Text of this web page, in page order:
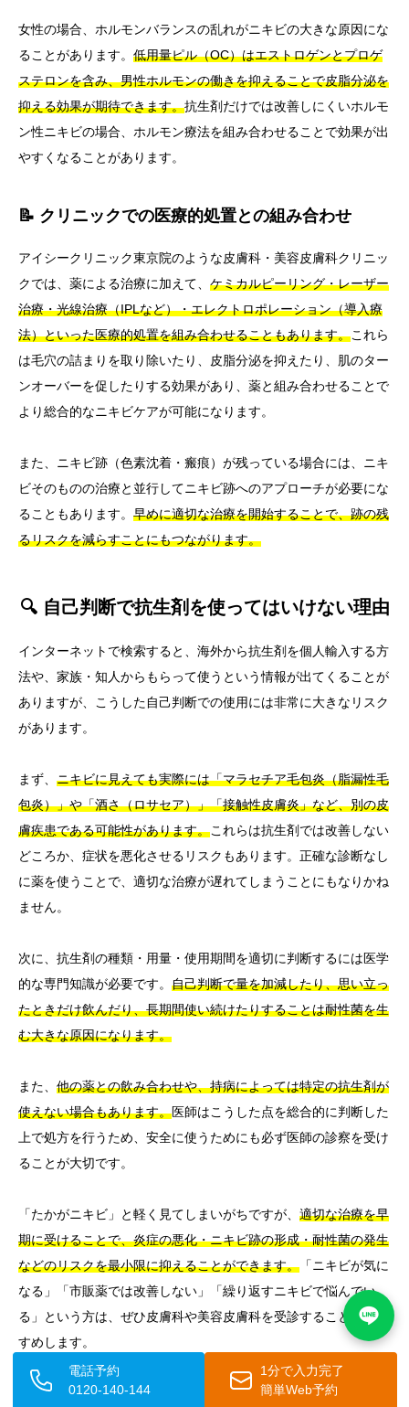
女性の場合、ホルモンバランスの乱れがニキビの大きな原因にな
ることがあります。 低用量ピル（OC）はエストロゲンとプロゲ
ステロンを含み、男性ホルモンの働きを抑えることで皮脂分泌を
抑える効果が期待できます。抗生剤だけでは改善しにくいホルモ
ン性ニキビの場合、ホルモン療法を組み合わせることで効果が出
やすくなることがあります。
📝 クリニックでの医療的処置との組み合わせ
アイシークリニック東京院のような皮膚科・美容皮膚科クリニッ
クでは、薬による治療に加えて、 ケミカルピーリング・レーザー
治療・光線治療（IPLなど）・エレクトロポレーション（導入療
法）といった医療的処置を組み合わせることもあります。これら
は毛穴の詰まりを取り除いたり、皮脂分泌を抑えたり、肌のター
ンオーバーを促したりする効果があり、薬と組み合わせることで
より総合的なニキビケアが可能になります。
また、ニキビ跡（色素沈着・瘢痕）が残っている場合には、ニキ
ビそのものの治療と並行してニキビ跡へのアプローチが必要にな
ることもあります。 早めに適切な治療を開始することで、跡の残
るリスクを減らすことにもつながります。
🔍 自己判断で抗生剤を使ってはいけない理由
インターネットで検索すると、海外から抗生剤を個人輸入する方
法や、家族・知人からもらって使うという情報が出てくることが
ありますが、こうした自己判断での使用には非常に大きなリスク
があります。
まず、 ニキビに見えても実際には「マラセチア毛包炎（脂漏性毛
包炎）」や「酒さ（ロサセア）」「接触性皮膚炎」など、別の皮
膚疾患である可能性があります。これらは抗生剤では改善しない
どころか、症状を悪化させるリスクもあります。正確な診断なし
に薬を使うことで、適切な治療が遅れてしまうことにもなりかね
ません。
次に、抗生剤の種類・用量・使用期間を適切に判断するには医学
的な専門知識が必要です。 自己判断で量を加減したり、思い立っ
たときだけ飲んだり、長期間使い続けたりすることは耐性菌を生
む大きな原因になります。
また、 他の薬との飲み合わせや、持病によっては特定の抗生剤が
使えない場合もあります。医師はこうした点を総合的に判断した
上で処方を行うため、安全に使うためにも必ず医師の診察を受け
ることが大切です。
「たかがニキビ」と軽く見てしまいがちですが、 適切な治療を早
期に受けることで、炎症の悪化・ニキビ跡の形成・耐性菌の発生
などのリスクを最小限に抑えることができます。 「ニキビが気に
なる」「市販薬では改善しない」「繰り返すニキビで悩んでい
る」という方は、ぜひ皮膚科や美容皮膚科を受診することをおす
すめします。
👨‍⚕️ 当院での診療傾向【医師コメント】
電話予約
0120-140-144
1分で入力完了
簡単Web予約